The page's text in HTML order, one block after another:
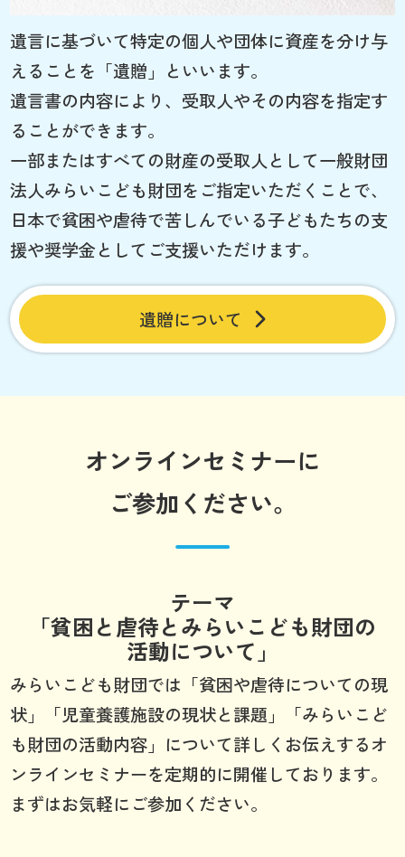
遺言に基づいて特定の個人や団体に資産を分け与
えることを「遺贈」といいます。
遺言書の内容により、受取人やその内容を指定す
ることができます。
一部またはすべての財産の受取人として一般財団
法人みらいこども財団をご指定いただくことで、
日本で貧困や虐待で苦しんでいる子どもたちの支
援や奨学金としてご支援いただけます。
遺贈について
オンラインセミナーに
ご参加ください。
テーマ
「貧困と虐待とみらいこども財団の
活動について」
みらいこども財団では「貧困や虐待についての現
状」「児童養護施設の現状と課題」「みらいこど
も財団の活動内容」について詳しくお伝えするオ
ンラインセミナーを定期的に開催しております。
まずはお気軽にご参加ください。